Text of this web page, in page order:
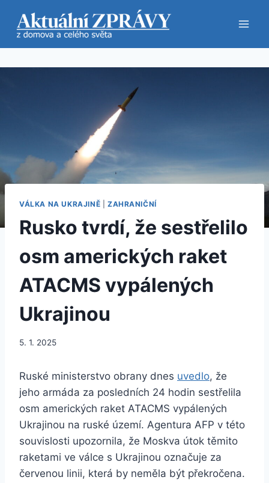
obsah
VÁLKA NA UKRAJINĚ ZAHRANIČNÍ
Rusko tvrdí, že sestřelilo
osm amerických raket
ATACMS vypálených
Ukrajinou
5. 1. 2025
Ruské ministerstvo obrany dnes uvedlo, že
jeho armáda za posledních 24 hodin sestřelila
osm amerických raket ATACMS vypálených
Ukrajinou na ruské území. Agentura AFP v této
souvislosti upozornila, že Moskva útok těmito
raketami ve válce s Ukrajinou označuje za
červenou linii, která by neměla být překročena.